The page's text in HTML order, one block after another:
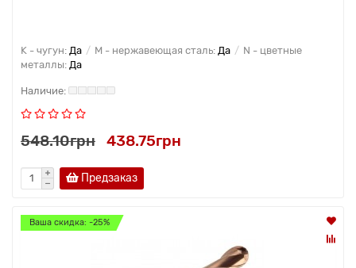
K - чугун: Да M - нержавеющая сталь: Да
N - цветные
металлы: Да
548.10грн 438.75грн
Предзаказ
Ваша скидка: -25%